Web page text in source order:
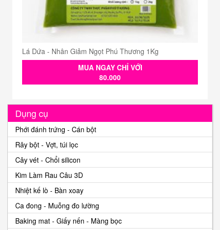
Lá Dứa - Nhân Giảm Ngọt Phú Thương 1Kg
MUA NGAY CHỈ VỚI
80.000
Dụng cụ
Phới đánh trứng - Cán bột
Rây bột - Vợt, túi lọc
Cây vét - Chổi silicon
Kim Làm Rau Câu 3D
Nhiệt kế lò - Bàn xoay
Ca đong - Muỗng đo lường
Baking mat - Giấy nến - Màng bọc